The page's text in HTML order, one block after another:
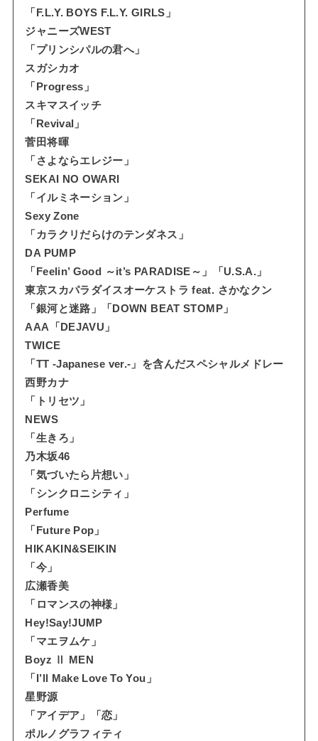
「F.L.Y. BOYS F.L.Y. GIRLS」
ジャニーズWEST
「プリンシパルの君へ」
スガシカオ
「Progress」
スキマスイッチ
「Revival」
菅田将暉
「さよならエレジー」
SEKAI NO OWARI
「イルミネーション」
Sexy Zone
「カラクリだらけのテンダネス」
DA PUMP
「Feelin’ Good ～it’s PARADISE～」「U.S.A.」
東京スカパラダイスオーケストラ feat. さかなクン
「銀河と迷路」「DOWN BEAT STOMP」
AAA「DEJAVU」
TWICE
「TT -Japanese ver.-」を含んだスペシャルメドレー
西野カナ
「トリセツ」
NEWS
「生きろ」
乃木坂46
「気づいたら片想い」
「シンクロニシティ」
Perfume
「Future Pop」
HIKAKIN&SEIKIN
「今」
広瀬香美
「ロマンスの神様」
Hey!Say!JUMP
「マエヲムケ」
Boyz Ⅱ MEN
「I’ll Make Love To You」
星野源
「アイデア」「恋」
ポルノグラフィティ